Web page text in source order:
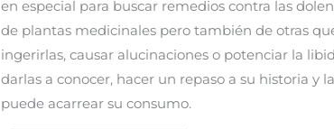
en especial para buscar remedios contra las
de plantas medicinales pero también de otras
ingerirlas, causar alucinaciones o potenciar la
darlas a conocer, hacer un repaso a su historia y
puede acarrear su consumo.